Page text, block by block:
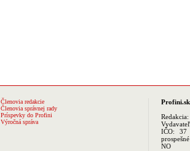
Členovia redakcie
Členovia správnej rady
Príspevky do Profini
Výročná správa
Profini.sk
Redakcia:
IČO: 37
NO